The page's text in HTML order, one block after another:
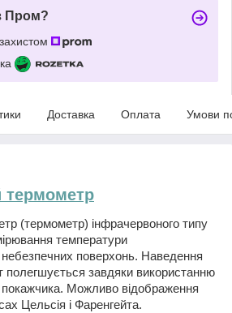
Пром?
Доставка Оплата Умови
термометр
(термометр) інфрачервоного типу
температури
поверхонь. Наведення
полегшується завдяки використанню
покажчика. Можливо відображення
Цельсія і Фаренгейта.